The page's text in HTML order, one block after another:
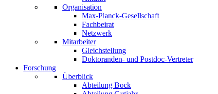
Organisation
Max-Planck-Gesellschaft
Fachbeirat
Netzwerk
Mitarbeiter
Gleichstellung
Doktoranden- und Postdoc-Vertreter
Forschung
Überblick
Abteilung Bock